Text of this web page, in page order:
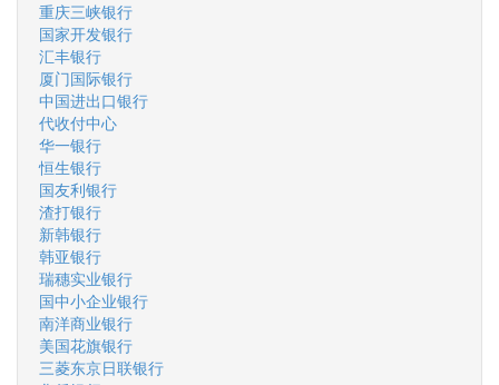
重庆三峡银行
国家开发银行
汇丰银行
厦门国际银行
中国进出口银行
代收付中心
华一银行
恒生银行
国友利银行
渣打银行
新韩银行
韩亚银行
瑞穗实业银行
国中小企业银行
南洋商业银行
美国花旗银行
三菱东京日联银行